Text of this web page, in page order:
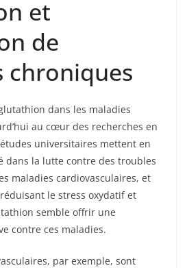
et
de
chroniques
dans les maladies
au cœur des recherches en
universitaires mettent en
dans la lutte contre des troubles
maladies cardiovasculaires, et
le stress oxydatif et
semble offrir une
contre ces maladies.
par exemple, sont